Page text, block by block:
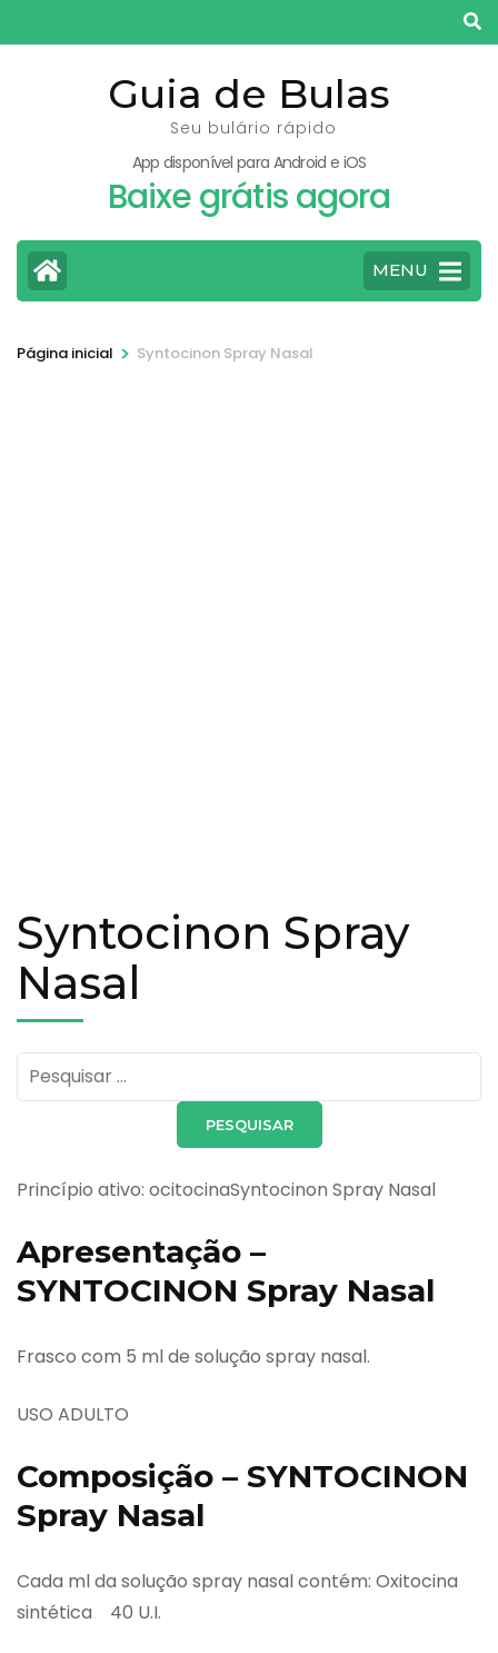
para
Guia de Bulas
Seu bulário rápido
App disponível para Android e iOS
Baixe grátis agora
MENU
Página inicial > Syntocinon Spray Nasal
Syntocinon Spray
Nasal
Pesquisar
por:
Princípio ativo: ocitocinaSyntocinon Spray Nasal
Apresentação –
SYNTOCINON Spray Nasal
Frasco com 5 ml de solução spray nasal.
USO ADULTO
Composição – SYNTOCINON
Spray Nasal
Cada ml da solução spray nasal contém: Oxitocina
sintética 40 U.I.